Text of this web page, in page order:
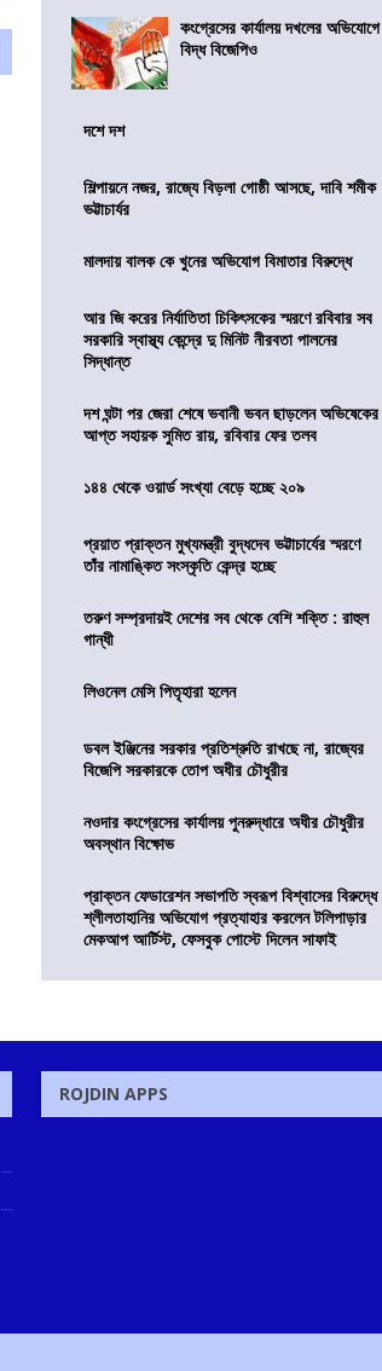
কংগ্রেসের কার্যালয় দখলের অভিযোগে
বিদ্ধ বিজেপিও
দশে দশ
শিল্পায়নে নজর, রাজ্যে বিড়লা গোষ্ঠী আসছে, দাবি শমীক
ভট্টাচার্যর
মালদায় বালক কে খুনের অভিযোগ বিমাতার বিরুদ্ধে
আর জি করের নির্যাতিতা চিকিৎসকের স্মরণে রবিবার সব
সরকারি স্বাস্থ্য কেন্দ্রে দু মিনিট নীরবতা পালনের
সিদ্ধান্ত
দশ ঘন্টা পর জেরা শেষে ভবানী ভবন ছাড়লেন অভিষেকের
আপ্ত সহায়ক সুমিত রায়, রবিবার ফের তলব
১৪৪ থেকে ওয়ার্ড সংখ্যা বেড়ে হচ্ছে ২০৯
প্রয়াত প্রাক্তন মুখ্যমন্ত্রী বুদ্ধদেব ভট্টাচার্যের স্মরণে
তাঁর নামাঙ্কিত সংস্কৃতি কেন্দ্র হচ্ছে
তরুণ সম্প্রদায়ই দেশের সব থেকে বেশি শক্তি : রাহুল
গান্ধী
লিওনেল মেসি পিতৃহারা হলেন
ডবল ইঞ্জিনের সরকার প্রতিশ্রুতি রাখছে না, রাজ্যের
বিজেপি সরকারকে তোপ অধীর চৌধুরীর
নওদার কংগ্রেসের কার্যালয় পুনরুদ্ধারে অধীর চৌধুরীর
অবস্থান বিক্ষোভ
প্রাক্তন ফেডারেশন সভাপতি স্বরূপ বিশ্বাসের বিরুদ্ধে
শ্লীলতাহানির অভিযোগ প্রত্যাহার করলেন টলিপাড়ার
মেকআপ আর্টিস্ট, ফেসবুক পোস্টে দিলেন সাফাই
ROJDIN APPS